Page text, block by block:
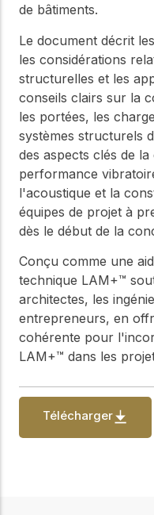
meilleures
Réseau
dans le
du bois
des
explorez
pointe qui
la
Explorez
obtenir du
d'experts
des
de bâtiments.
Le document décrit
les considérations
structurelles et les
conseils clairs sur la
les portées, les
systèmes structurels
des aspects clés de
performance
l'acoustique et la
équipes de projet à
dès le début de la
Conçu comme une
technique LAM+™
architectes, les
entrepreneurs, en
cohérente pour
LAM+™ dans les
Télécharger